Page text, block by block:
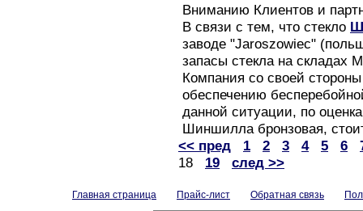
Вниманию Клиентов и
В связи с тем, что стекло
заводе "Jaroszowiec"
запасы стекла на складах
Компания со своей
обеспечению
данной ситуации, по
Шиншилла бронзовая,
<< пред
1 2 3 4 5 6
18 19 след >>
Главная страница Прайс-лист Обратная связь